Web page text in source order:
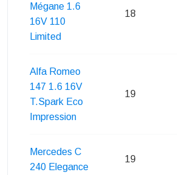
Mégane 1.6
16V 110
Limited
18
Alfa Romeo
147 1.6 16V
T.Spark Eco
Impression
19
Mercedes C
240 Elegance
19